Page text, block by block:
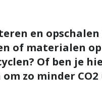
en opschalen
of materialen
Of ben je
zo minder